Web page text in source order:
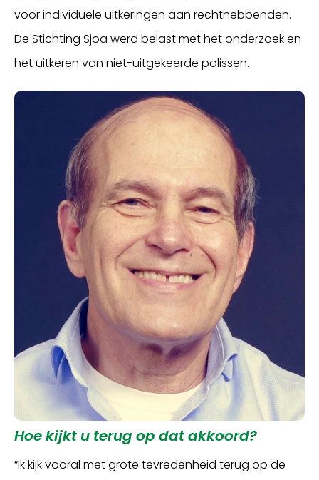
voor individuele uitkeringen aan rechthebbenden.
De Stichting Sjoa werd belast met het onderzoek en
het uitkeren van niet-uitgekeerde polissen.
Hoe kijkt u terug op dat akkoord?
“Ik kijk vooral met grote tevredenheid terug op de